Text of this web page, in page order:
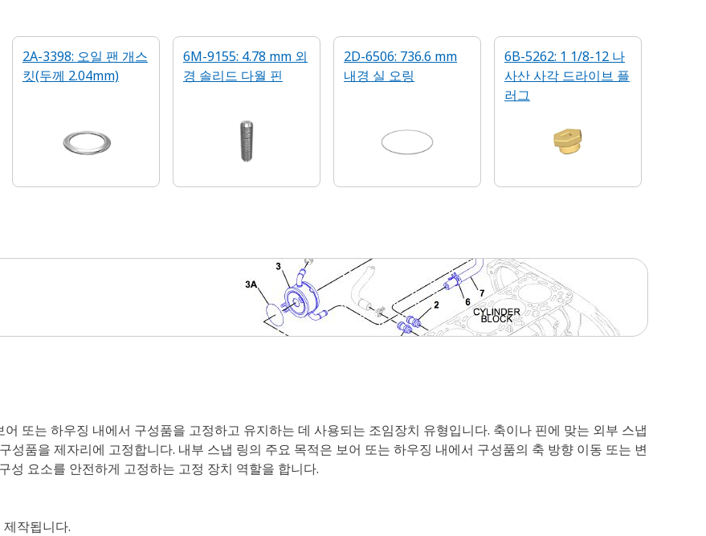
2A-3398: 오일 팬 개스
킷(두께 2.04mm)
6M-9155: 4.78 mm 외
경 솔리드 다월 핀
2D-6506: 736.6 mm
내경 실 오링
6B-5262: 1 1/8-12 나
사산 사각 드라이브 플
러그
또는 하우징 내에서 구성품을 고정하고 유지하는 데 사용되는 조임장치 유형입니다. 축이나 핀에 맞는 외부 스냅
성품을 제자리에 고정합니다. 내부 스냅 링의 주요 목적은 보어 또는 하우징 내에서 구성품의 축 방향 이동 또는 변
성 요소를 안전하게 고정하는 고정 장치 역할을 합니다.
작됩니다.